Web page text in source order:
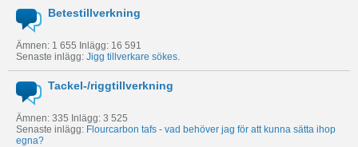
Betestillverkning
Ämnen: 1 655 Inlägg: 16 591
Senaste inlägg: Jigg tillverkare sökes.
Tackel-/riggtillverkning
Ämnen: 335 Inlägg: 3 525
Senaste inlägg: Flourcarbon tafs - vad behöver jag för att kunna sätta ihop
egna?